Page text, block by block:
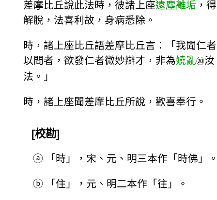
差摩比丘說此法時，彼諸上座遠塵離垢 ，得
解脫，法喜利故，身病悉除。
時，諸上座比丘語差摩比丘言：「我聞仁
以問者，欲發仁者微妙辯才，非為嬈亂⑳汝
法。」
時，諸上座聞差摩比丘所說，歡喜奉行。
[校勘]
ⓐ 「時」，宋、元、明三本作「時佛」
ⓑ 「住」，元、明二本作「往」。